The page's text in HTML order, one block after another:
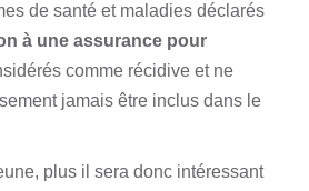
de santé et maladies déclarés
à une assurance pour
comme récidive et ne
jamais être inclus dans le
plus il sera donc intéressant